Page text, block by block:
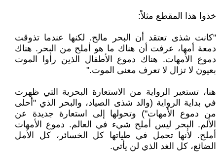
خذوا هذا المقطع مثلاً:
"كانت شذى تعتقد أن البحر مالح. لكنها عندما تذوقت
دمعة أمها، عرفت أن هناك ما هو أملح من البحر. هناك
دموع الأمهات. هناك دموع الأطفال الذين رأوا الموت
بعيون لا تزال لا تعرف معنى الموت."
هنا، تستعير الرواية من الاستعارة البحرية التي ظهرت
في بداية الرواية (والد شذى الصياد، والبحر الذي "أحلى
من دموع الأمهات") وتحولها إلى استعارة جديدة عن
الألم. البحر ليس أملح شيء في العالم. دموع الأمهات
أملح. لأنها تحمل في طياتها كل الخسائر، كل الأمل
الضائع، كل الغد الذي لن يأتي.